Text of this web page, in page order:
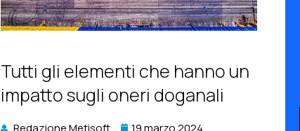
Tutti gli elementi che hanno un
impatto sugli oneri doganali
Redazione Metisoft
19 marzo 2024